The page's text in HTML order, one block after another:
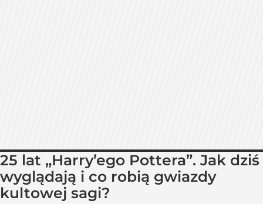
25 lat „Harry’ego Pottera”. Jak dziś
wyglądają i co robią gwiazdy
kultowej sagi?